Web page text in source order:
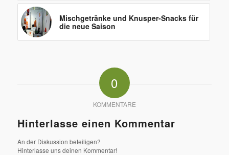
Mischgetränke und Knusper-Snacks für
die neue Saison
0
KOMMENTARE
Hinterlasse einen Kommentar
An der Diskussion beteiligen?
Hinterlasse uns deinen Kommentar!